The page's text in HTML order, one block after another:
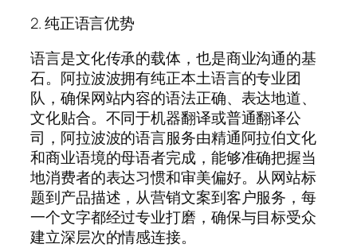
2. 纯正语言优势
语言是文化传承的载体，也是商业沟通的基
石。阿拉波波拥有纯正本土语言的专业团
队，确保网站内容的语法正确、表达地道、
文化贴合。不同于机器翻译或普通翻译公
司，阿拉波波的语言服务由精通阿拉伯文化
和商业语境的母语者完成，能够准确把握当
地消费者的表达习惯和审美偏好。从网站标
题到产品描述，从营销文案到客户服务，每
一个文字都经过专业打磨，确保与目标受众
建立深层次的情感连接。